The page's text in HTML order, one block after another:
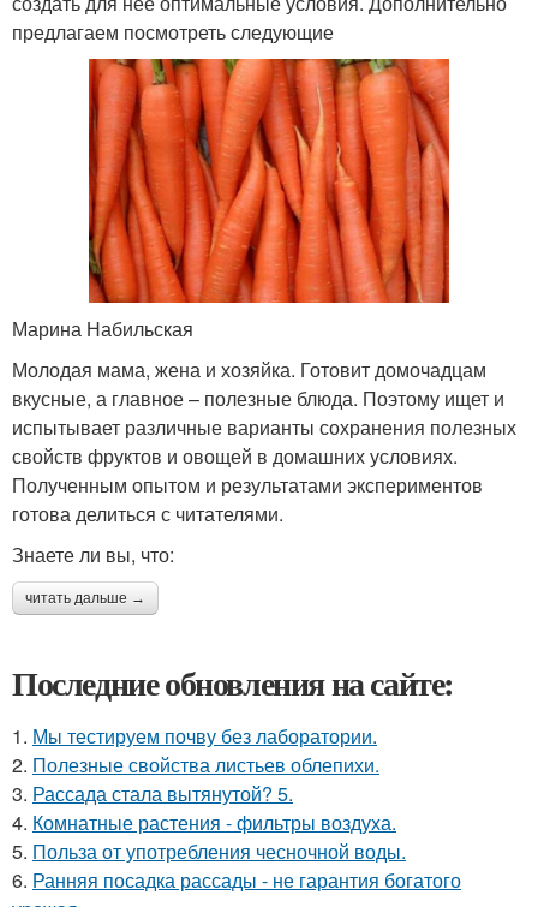
предлагаем посмотреть следующие
Марина Набильская
Молодая мама, жена и хозяйка. Готовит домочадцам
вкусные, а главное – полезные блюда. Поэтому ищет и
испытывает различные варианты сохранения полезных
свойств фруктов и овощей в домашних условиях.
Полученным опытом и результатами экспериментов
готова делиться с читателями.
Знаете ли вы, что:
читать дальше →
Последние обновления на сайте:
1. Мы тестируем почву без лаборатории.
2. Полезные свойства листьев облепихи.
3. Рассада стала вытянутой? 5.
4. Комнатные растения - фильтры воздуха.
5. Польза от употребления чесночной воды.
6. Ранняя посадка рассады - не гарантия богатого